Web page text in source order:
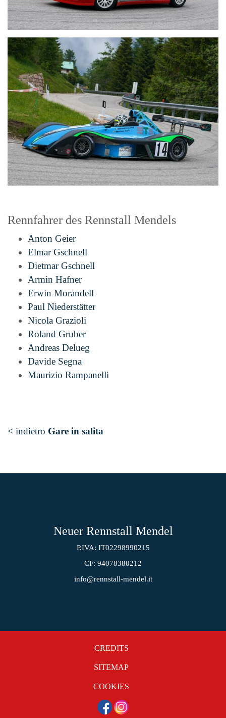
Rennfahrer des Rennstall Mendels
Anton Geier
Elmar Gschnell
Dietmar Gschnell
Armin Hafner
Erwin Morandell
Paul Niederstätter
Nicola Grazioli
Roland Gruber
Andreas Delueg
Davide Segna
Maurizio Rampanelli
< indietro Gare in salita
Neuer Rennstall Mendel
P.IVA: IT02298990215
CF: 94078380212
info@rennstall-mendel.it
CREDITS
SITEMAP
COOKIES